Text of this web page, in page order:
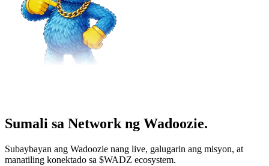
Sumali sa Network ng Wadoozie.
Subaybayan ang Wadoozie nang live, galugarin ang misyon, at
manatiling konektado sa $WADZ ecosystem.